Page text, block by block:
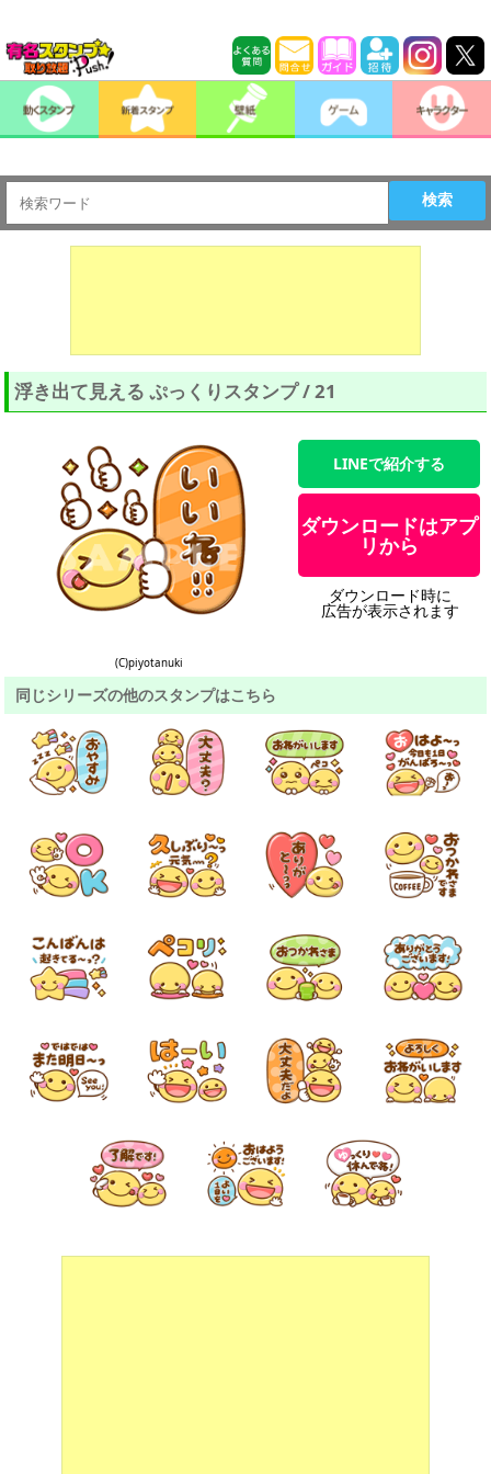
検索
浮き出て見える ぷっくりスタンプ / 21
(C)piyotanuki
LINEで紹介する
ダウンロードはアプ
リから
ダウンロード時に
広告が表示されます
同じシリーズの他のスタンプはこちら